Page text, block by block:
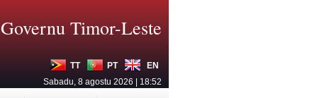
Governu Timor-Leste
TT PT
EN
Sabadu, 8 agostu 2026 | 18:52